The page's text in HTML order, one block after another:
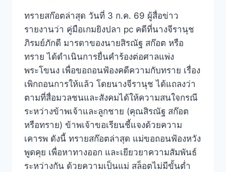
ทรายสก๊อตล่าสุด วันที่ 3 ก.ค. 69 ผู้สื่อข่าว
รายงานว่า คู่มือเกมยิงปลา pc คดีที่นางจีรานุช
ภิรมย์ภักดี มารดาของนายสิรณัฐ สก๊อต หรือ
ทราย ได้ดำเนินการยื่นคำร้องต่อศาลแพ่ง
พระโขนง เพื่อขอถอนฟ้องคดีความกับทราย เรื่อง
เพิกถอนการให้แล้ว โดยนางจีรานุช ได้แถลงว่า
ตามที่สื่อมวลชนและสังคมได้ให้ความสนใจกรณี
ระหว่างข้าพเจ้าและลูกชาย (คุณสิรณัฐ สก๊อต
หรือทราย) ข้าพเจ้าขอเรียนชี้แจงด้วยความ
เคารพ ดังนี้ ทรายสก๊อตล่าสุด แม่ขอถอนฟ้องหวัง
พูดคุย เพื่อหาทางออก และเยียวยาความสัมพันธ์
ระหว่างกัน ด้วยความเป็นแม่ สล็อตไม่มีขั้นต่ำ